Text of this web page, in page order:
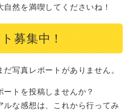
然を満喫してくださいね！
募集中！
写真レポートがありません。
トを投稿しませんか？
ルな感想は、これから行ってみ